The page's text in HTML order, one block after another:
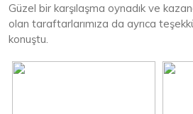
Güzel bir karşılaşma oynadık ve
olan taraftarlarımıza da ayrıca
konuştu.